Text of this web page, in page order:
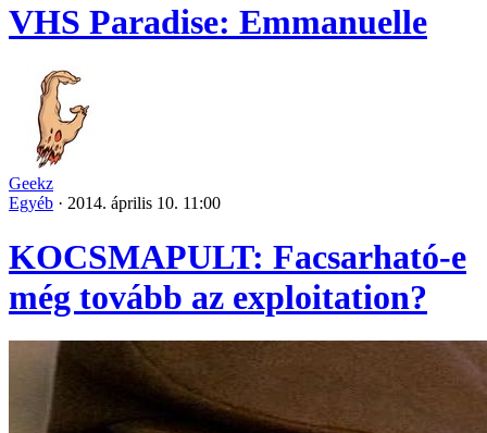
VHS Paradise: Emmanuelle
Geekz
Egyéb · 2014. április 10. 11:00
KOCSMAPULT: Facsarható-e
még tovább az exploitation?